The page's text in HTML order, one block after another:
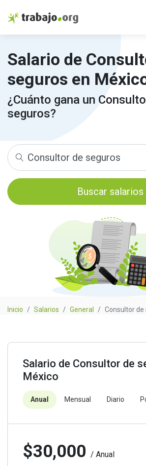
Salario de
seguros en
¿Cuánto gana un
seguros?
Buscar salarios
Inicio Salarios General Consultor de
Salario de Consultor de
México
Anual Mensual Diario
$30,000 / Anual